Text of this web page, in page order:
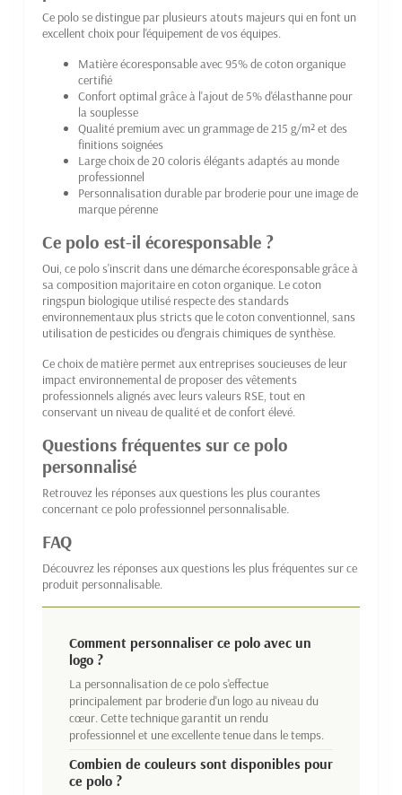
Ce polo se distingue par plusieurs atouts majeurs qui en font un
excellent choix pour l'équipement de vos équipes.
Matière écoresponsable avec 95% de coton organique
certifié
Confort optimal grâce à l'ajout de 5% d'élasthanne pour
la souplesse
Qualité premium avec un grammage de 215 g/m² et des
finitions soignées
Large choix de 20 coloris élégants adaptés au monde
professionnel
Personnalisation durable par broderie pour une image de
marque pérenne
Ce polo est-il écoresponsable ?
Oui, ce polo s'inscrit dans une démarche écoresponsable grâce à
sa composition majoritaire en coton organique. Le coton
ringspun biologique utilisé respecte des standards
environnementaux plus stricts que le coton conventionnel, sans
utilisation de pesticides ou d'engrais chimiques de synthèse.
Ce choix de matière permet aux entreprises soucieuses de leur
impact environnemental de proposer des vêtements
professionnels alignés avec leurs valeurs RSE, tout en
conservant un niveau de qualité et de confort élevé.
Questions fréquentes sur ce polo
personnalisé
Retrouvez les réponses aux questions les plus courantes
concernant ce polo professionnel personnalisable.
FAQ
Découvrez les réponses aux questions les plus fréquentes sur ce
produit personnalisable.
Comment personnaliser ce polo avec un
logo ?
La personnalisation de ce polo s'effectue
principalement par broderie d'un logo au niveau du
cœur. Cette technique garantit un rendu
professionnel et une excellente tenue dans le temps.
Combien de couleurs sont disponibles pour
ce polo ?